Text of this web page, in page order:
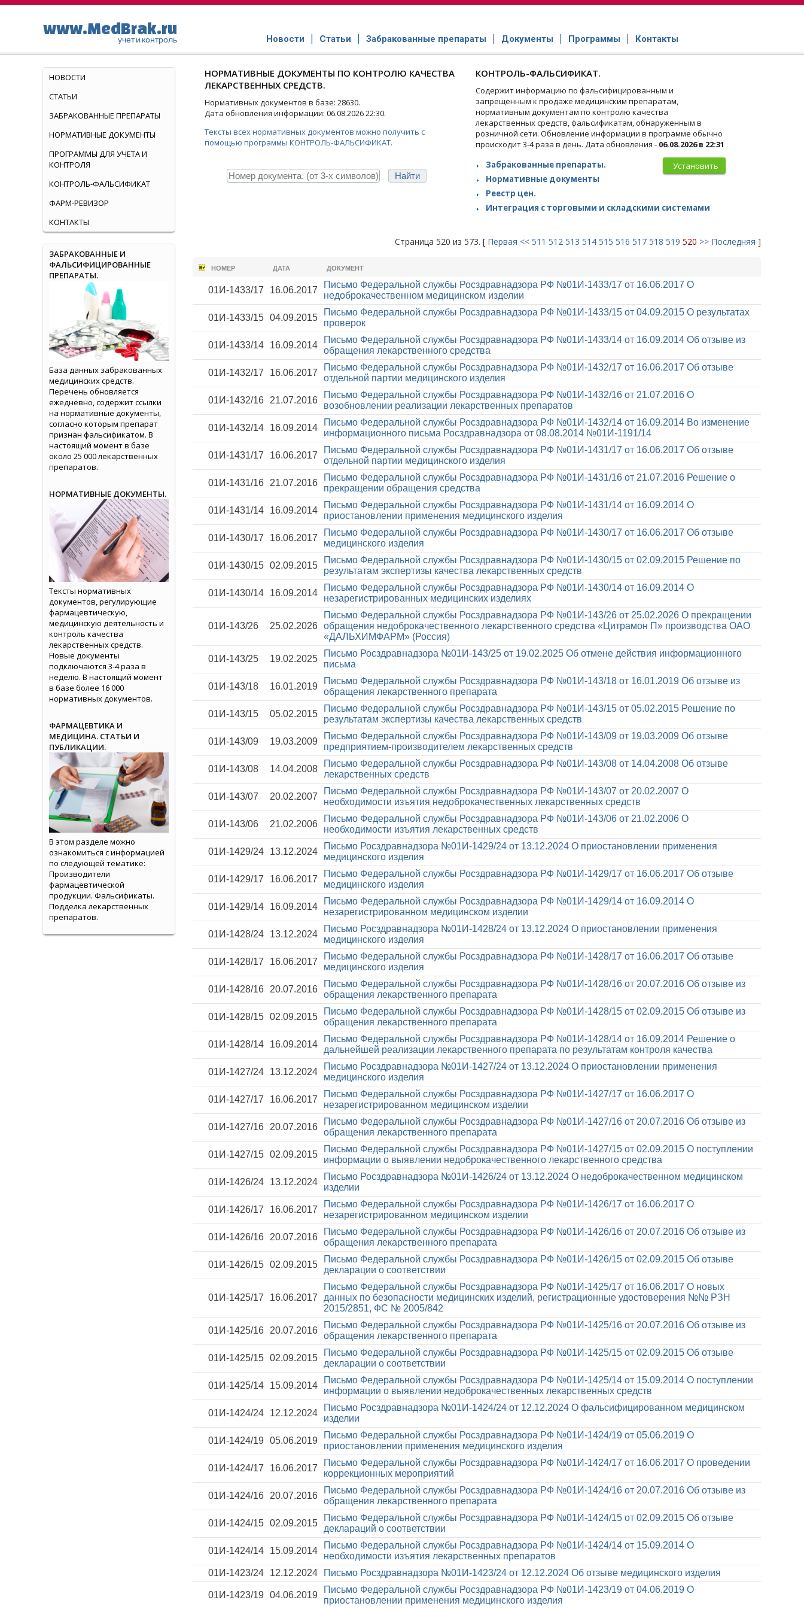
www.MedBrak.ru
учет и контроль Новости Статьи Забракованные препараты Документы Программы Контакты
НОРМАТИВНЫЕ ДОКУМЕНТЫ ПО КОНТРОЛЮ КАЧЕСТВА
ЛЕКАРСТВЕННЫХ СРЕДСТВ.
Нормативных документов в базе: 28630.
Дата обновления информации: 06.08.2026 22:30.
Тексты всех нормативных документов можно получить с
помощью программы КОНТРОЛЬ-ФАЛЬСИФИКАТ.
КОНТРОЛЬ-ФАЛЬСИФИКАТ.
Содержит информацию по фальсифицированным и
запрещенным к продаже медицинским препаратам,
нормативным документам по контролю качества
лекарственных средств, фальсификатам, обнаруженным в
розничной сети. Обновление информации в программе обычно
происходит 3-4 раза в день. Дата обновления - 06.08.2026 в 22:31
Установить
Забракованные препараты.
Нормативные документы
Реестр цен.
Интеграция с торговыми и складскими системами
Страница 520 из 573. [ Первая << 511 512 513 514 515 516 517 518 519 520 >> Последняя ]
НОМЕР ДАТА ДОКУМЕНТ
01И-1433/17 16.06.2017
Письмо Федеральной службы Росздравнадзора РФ №01И-1433/17 от 16.06.2017 О
недоброкачественном медицинском изделии
01И-1433/15 04.09.2015
Письмо Федеральной службы Росздравнадзора РФ №01И-1433/15 от 04.09.2015 О результатах
проверок
01И-1433/14 16.09.2014
Письмо Федеральной службы Росздравнадзора РФ №01И-1433/14 от 16.09.2014 Об отзыве из
обращения лекарственного средства
01И-1432/17 16.06.2017
Письмо Федеральной службы Росздравнадзора РФ №01И-1432/17 от 16.06.2017 Об отзыве
отдельной партии медицинского изделия
01И-1432/16 21.07.2016
Письмо Федеральной службы Росздравнадзора РФ №01И-1432/16 от 21.07.2016 О
возобновлении реализации лекарственных препаратов
01И-1432/14 16.09.2014
Письмо Федеральной службы Росздравнадзора РФ №01И-1432/14 от 16.09.2014 Во изменение
информационного письма Росздравнадзора от 08.08.2014 №01И-1191/14
01И-1431/17 16.06.2017
Письмо Федеральной службы Росздравнадзора РФ №01И-1431/17 от 16.06.2017 Об отзыве
отдельной партии медицинского изделия
01И-1431/16 21.07.2016
Письмо Федеральной службы Росздравнадзора РФ №01И-1431/16 от 21.07.2016 Решение о
прекращении обращения средства
01И-1431/14 16.09.2014
Письмо Федеральной службы Росздравнадзора РФ №01И-1431/14 от 16.09.2014 О
приостановлении применения медицинского изделия
01И-1430/17 16.06.2017
Письмо Федеральной службы Росздравнадзора РФ №01И-1430/17 от 16.06.2017 Об отзыве
медицинского изделия
01И-1430/15 02.09.2015
Письмо Федеральной службы Росздравнадзора РФ №01И-1430/15 от 02.09.2015 Решение по
результатам экспертизы качества лекарственных средств
01И-1430/14 16.09.2014
Письмо Федеральной службы Росздравнадзора РФ №01И-1430/14 от 16.09.2014 О
незарегистрированных медицинских изделиях
01И-143/26 25.02.2026
Письмо Федеральной службы Росздравнадзора РФ №01И-143/26 от 25.02.2026 О прекращении
обращения недоброкачественного лекарственного средства «Цитрамон П» производства ОАО
«ДАЛЬХИМФАРМ» (Россия)
01И-143/25 19.02.2025
Письмо Росздравнадзора №01И-143/25 от 19.02.2025 Об отмене действия информационного
письма
01И-143/18 16.01.2019
Письмо Федеральной службы Росздравнадзора РФ №01И-143/18 от 16.01.2019 Об отзыве из
обращения лекарственного препарата
01И-143/15 05.02.2015
Письмо Федеральной службы Росздравнадзора РФ №01И-143/15 от 05.02.2015 Решение по
результатам экспертизы качества лекарственных средств
01И-143/09 19.03.2009
Письмо Федеральной службы Росздравнадзора РФ №01И-143/09 от 19.03.2009 Об отзыве
предприятием-производителем лекарственных средств
01И-143/08 14.04.2008
Письмо Федеральной службы Росздравнадзора РФ №01И-143/08 от 14.04.2008 Об отзыве
лекарственных средств
01И-143/07 20.02.2007
Письмо Федеральной службы Росздравнадзора РФ №01И-143/07 от 20.02.2007 О
необходимости изъятия недоброкачественных лекарственных средств
01И-143/06 21.02.2006
Письмо Федеральной службы Росздравнадзора РФ №01И-143/06 от 21.02.2006 О
необходимости изъятия лекарственных средств
01И-1429/24 13.12.2024
Письмо Росздравнадзора №01И-1429/24 от 13.12.2024 О приостановлении применения
медицинского изделия
01И-1429/17 16.06.2017
Письмо Федеральной службы Росздравнадзора РФ №01И-1429/17 от 16.06.2017 Об отзыве
медицинского изделия
01И-1429/14 16.09.2014
Письмо Федеральной службы Росздравнадзора РФ №01И-1429/14 от 16.09.2014 О
незарегистрированном медицинском изделии
01И-1428/24 13.12.2024
Письмо Росздравнадзора №01И-1428/24 от 13.12.2024 О приостановлении применения
медицинского изделия
01И-1428/17 16.06.2017
Письмо Федеральной службы Росздравнадзора РФ №01И-1428/17 от 16.06.2017 Об отзыве
медицинского изделия
01И-1428/16 20.07.2016
Письмо Федеральной службы Росздравнадзора РФ №01И-1428/16 от 20.07.2016 Об отзыве из
обращения лекарственного препарата
01И-1428/15 02.09.2015
Письмо Федеральной службы Росздравнадзора РФ №01И-1428/15 от 02.09.2015 Об отзыве из
обращения лекарственного препарата
01И-1428/14 16.09.2014
Письмо Федеральной службы Росздравнадзора РФ №01И-1428/14 от 16.09.2014 Решение о
дальнейшей реализации лекарственного препарата по результатам контроля качества
01И-1427/24 13.12.2024
Письмо Росздравнадзора №01И-1427/24 от 13.12.2024 О приостановлении применения
медицинского изделия
01И-1427/17 16.06.2017
Письмо Федеральной службы Росздравнадзора РФ №01И-1427/17 от 16.06.2017 О
незарегистрированном медицинском изделии
01И-1427/16 20.07.2016
Письмо Федеральной службы Росздравнадзора РФ №01И-1427/16 от 20.07.2016 Об отзыве из
обращения лекарственного препарата
01И-1427/15 02.09.2015
Письмо Федеральной службы Росздравнадзора РФ №01И-1427/15 от 02.09.2015 О поступлении
информации о выявлении недоброкачественного лекарственного средства
01И-1426/24 13.12.2024
Письмо Росздравнадзора №01И-1426/24 от 13.12.2024 О недоброкачественном медицинском
изделии
01И-1426/17 16.06.2017
Письмо Федеральной службы Росздравнадзора РФ №01И-1426/17 от 16.06.2017 О
незарегистрированном медицинском изделии
01И-1426/16 20.07.2016
Письмо Федеральной службы Росздравнадзора РФ №01И-1426/16 от 20.07.2016 Об отзыве из
обращения лекарственного препарата
01И-1426/15 02.09.2015
Письмо Федеральной службы Росздравнадзора РФ №01И-1426/15 от 02.09.2015 Об отзыве
декларации о соответствии
01И-1425/17 16.06.2017
Письмо Федеральной службы Росздравнадзора РФ №01И-1425/17 от 16.06.2017 О новых
данных по безопасности медицинских изделий, регистрационные удостоверения №№ РЗН
2015/2851, ФС № 2005/842
01И-1425/16 20.07.2016
Письмо Федеральной службы Росздравнадзора РФ №01И-1425/16 от 20.07.2016 Об отзыве из
обращения лекарственного препарата
01И-1425/15 02.09.2015
Письмо Федеральной службы Росздравнадзора РФ №01И-1425/15 от 02.09.2015 Об отзыве
декларации о соответствии
01И-1425/14 15.09.2014
Письмо Федеральной службы Росздравнадзора РФ №01И-1425/14 от 15.09.2014 О поступлении
информации о выявлении недоброкачественных лекарственных средств
01И-1424/24 12.12.2024
Письмо Росздравнадзора №01И-1424/24 от 12.12.2024 О фальсифицированном медицинском
изделии
01И-1424/19 05.06.2019
Письмо Федеральной службы Росздравнадзора РФ №01И-1424/19 от 05.06.2019 О
приостановлении применения медицинского изделия
01И-1424/17 16.06.2017
Письмо Федеральной службы Росздравнадзора РФ №01И-1424/17 от 16.06.2017 О проведении
коррекционных мероприятий
01И-1424/16 20.07.2016
Письмо Федеральной службы Росздравнадзора РФ №01И-1424/16 от 20.07.2016 Об отзыве из
обращения лекарственного препарата
01И-1424/15 02.09.2015
Письмо Федеральной службы Росздравнадзора РФ №01И-1424/15 от 02.09.2015 Об отзыве
деклараций о соответствии
01И-1424/14 15.09.2014
Письмо Федеральной службы Росздравнадзора РФ №01И-1424/14 от 15.09.2014 О
необходимости изъятия лекарственных препаратов
01И-1423/24
12.12.2024 Письмо Росздравнадзора №01И-1423/24 от 12.12.2024 Об отзыве медицинского изделия
01И-1423/19 04.06.2019
Письмо Федеральной службы Росздравнадзора РФ №01И-1423/19 от 04.06.2019 О
приостановлении применения медицинского изделия
НОВОСТИ
СТАТЬИ
ЗАБРАКОВАННЫЕ ПРЕПАРАТЫ
НОРМАТИВНЫЕ ДОКУМЕНТЫ
ПРОГРАММЫ ДЛЯ УЧЕТА И
КОНТРОЛЯ
КОНТРОЛЬ-ФАЛЬСИФИКАТ
ФАРМ-РЕВИЗОР
КОНТАКТЫ
ЗАБРАКОВАННЫЕ И
ФАЛЬСИФИЦИРОВАННЫЕ
ПРЕПАРАТЫ.
База данных забракованных
медицинских средств.
Перечень обновляется
ежедневно, содержит ссылки
на нормативные документы,
согласно которым препарат
признан фальсификатом. В
настоящий момент в базе
около 25 000 лекарственных
препаратов.
НОРМАТИВНЫЕ ДОКУМЕНТЫ.
Тексты нормативных
документов, регулирующие
фармацевтическую,
медицинскую деятельность и
контроль качества
лекарственных средств.
Новые документы
подключаются 3-4 раза в
неделю. В настоящий момент
в базе более 16 000
нормативных документов.
ФАРМАЦЕВТИКА И
МЕДИЦИНА. СТАТЬИ И
ПУБЛИКАЦИИ.
В этом разделе можно
ознакомиться с информацией
по следующей тематике:
Производители
фармацевтической
продукции. Фальсификаты.
Подделка лекарственных
препаратов.